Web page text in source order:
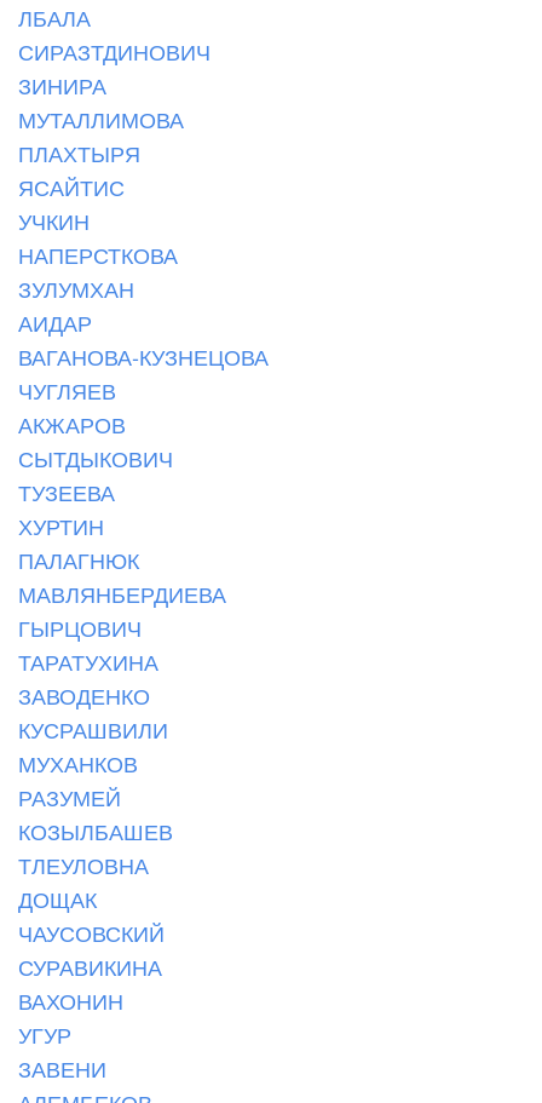
ЛБАЛА
СИРАЗТДИНОВИЧ
ЗИНИРА
МУТАЛЛИМОВА
ПЛАХТЫРЯ
ЯСАЙТИС
УЧКИН
НАПЕРСТКОВА
ЗУЛУМХАН
АИДАР
ВАГАНОВА-КУЗНЕЦОВА
ЧУГЛЯЕВ
АКЖАРОВ
СЫТДЫКОВИЧ
ТУЗЕЕВА
ХУРТИН
ПАЛАГНЮК
МАВЛЯНБЕРДИЕВА
ГЫРЦОВИЧ
ТАРАТУХИНА
ЗАВОДЕНКО
КУСРАШВИЛИ
МУХАНКОВ
РАЗУМЕЙ
КОЗЫЛБАШЕВ
ТЛЕУЛОВНА
ДОЩАК
ЧАУСОВСКИЙ
СУРАВИКИНА
ВАХОНИН
УГУР
ЗАВЕНИ